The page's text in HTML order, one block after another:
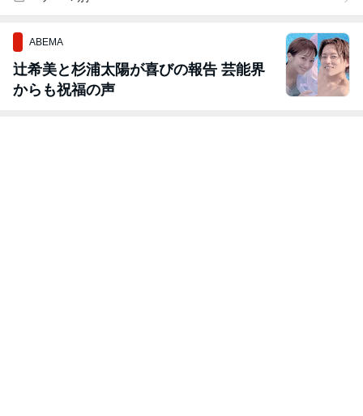
ABEMA
辻希美と杉浦太陽が喜びの報告 芸能界
からも祝福の声